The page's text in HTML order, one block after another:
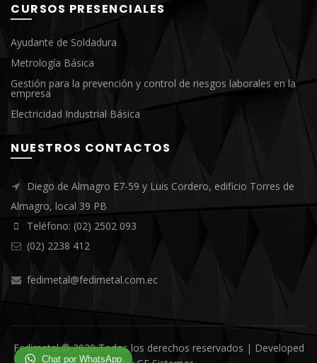
CURSOS PRESENCIALES
Ayudante de Soldadura
Metrología Básica
Gestión para la prevención y control de riesgos laborales en la
empresa
Electricidad Industrial Básica
NUESTROS CONTACTOS
Diego de Almagro E7-59 y Luis Cordero, edificio Torres de
Almagro, local 39 PB
Teléfono: (02) 2502 093
(02) 2238 412
fedimetal@fedimetal.com.ec
Fedimetal ® 2020 Todos los derechos reservados | Developed
Chat por WhatsApp